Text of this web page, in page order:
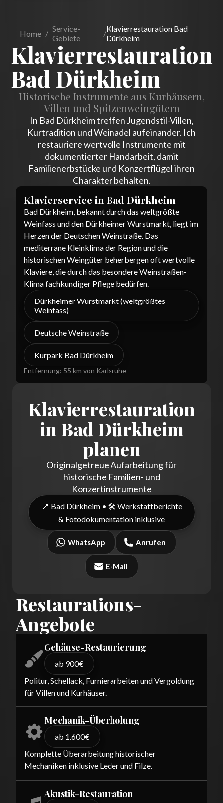
Home / Service-
Gebiete
/Klavierrestauration Bad
Dürkheim
Klavierrestauration
Bad Dürkheim
Historische Instrumente aus Kurhäusern,
Villen und Spitzenweingütern
In Bad Dürkheim treffen Jugendstil-Villen,
Kurtradition und Weinadel aufeinander. Ich
restauriere wertvolle Instrumente mit
dokumentierter Handarbeit, damit
Familienerbstücke und Konzertflügel ihren
Charakter behalten.
Klavierservice in Bad Dürkheim
Bad Dürkheim, bekannt durch das weltgrößte
Weinfass und den Dürkheimer Wurstmarkt, liegt im
Herzen der Deutschen Weinstraße. Das
mediterrane Kleinklima der Region und die
historischen Weingüter beherbergen oft wertvolle
Klaviere, die durch das besondere Weinstraßen-
Klima fachkundiger Pflege bedürfen.
Dürkheimer Wurstmarkt (weltgrößtes
Weinfass)
Deutsche Weinstraße
Kurpark Bad Dürkheim
Entfernung: 55 km von Karlsruhe
Klavierrestauration
in Bad Dürkheim
planen
Originalgetreue Aufarbeitung für
historische Familien- und
Konzertinstrumente
📍 Bad Dürkheim • 🛠️ Werkstattberichte
& Fotodokumentation inklusive
WhatsApp Anrufen
E-Mail
Restaurations-
Angebote
Gehäuse-Restaurierung
ab 900€
Politur, Schellack, Furnierarbeiten und Vergoldung
für Villen und Kurhäuser.
Mechanik-Überholung
ab 1.600€
Komplette Überarbeitung historischer
Mechaniken inklusive Leder und Filze.
Akustik-Restauration